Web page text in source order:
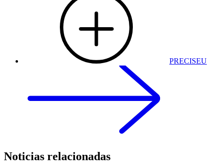
PRECISEU
Noticias relacionadas